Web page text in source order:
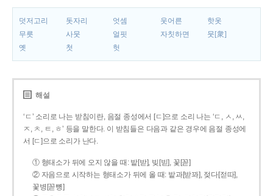
덧저고리 돗자리 엇셈 웃어른
핫옷
무릇
사뭇 얼핏 자칫하면
뭇[衆]
옛
첫 헛
해설
‘ㄷ’ 소리로 나는 받침이란, 음절 종성에서 [ㄷ]으로 소리 나는 ‘ㄷ, ㅅ, ㅆ,
ㅈ, ㅊ, ㅌ, ㅎ’ 등을 말한다. 이 받침들은 다음과 같은 경우에 음절 종성에
서 [ㄷ]으로 소리가 난다.
① 형태소가 뒤에 오지 않을 때: 밭[받], 빚[빋], 꽃[꼳]
② 자음으로 시작하는 형태소가 뒤에 올 때: 밭과[받꽈], 젖다[젇따],
꽃병[꼳뼝]